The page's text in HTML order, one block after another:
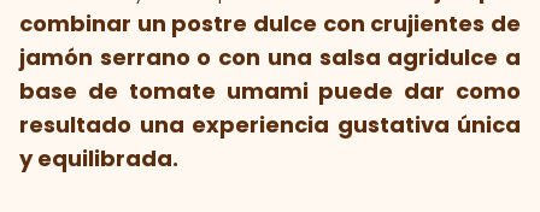
combinar un postre dulce con crujientes de
jamón serrano o con una salsa agridulce a
base de tomate umami puede dar como
resultado una experiencia gustativa única
y equilibrada.